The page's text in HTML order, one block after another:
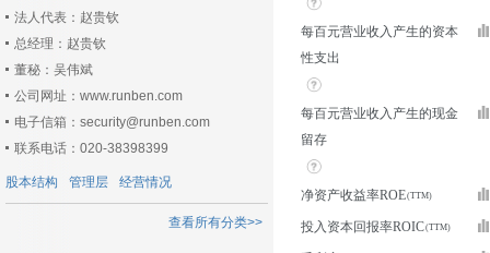
法人代表：赵贵钦
总经理：赵贵钦
董秘：吴伟斌
公司网址：www.runben.com
电子信箱：security@runben.com
联系电话：020-38398399
股本结构 管理层 经营情况
查看所有分类>>
每百元营业收入产生的资本
性支出
每百元营业收入产生的现金
留存
净资产收益率ROE
投入资本回报率ROIC